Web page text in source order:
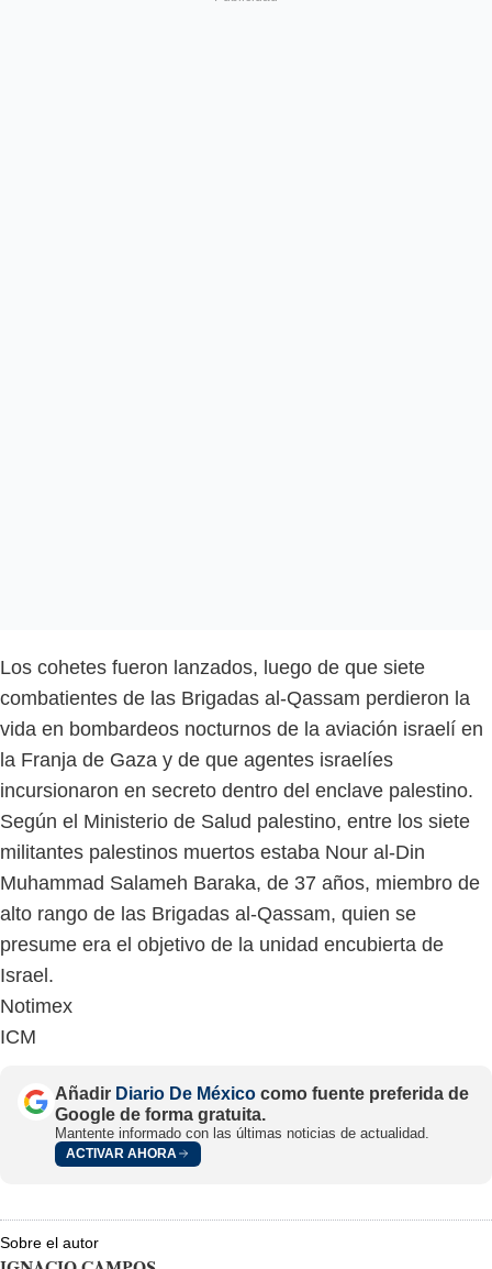
Los cohetes fueron lanzados, luego de que siete
combatientes de las Brigadas al-Qassam perdieron la
vida en bombardeos nocturnos de la aviación israelí en
la Franja de Gaza y de que agentes israelíes
incursionaron en secreto dentro del enclave palestino.
Según el Ministerio de Salud palestino, entre los siete
militantes palestinos muertos estaba Nour al-Din
Muhammad Salameh Baraka, de 37 años, miembro de
alto rango de las Brigadas al-Qassam, quien se
presume era el objetivo de la unidad encubierta de
Israel.
Notimex
ICM
Añadir Diario De México como fuente preferida de
Google de forma gratuita.
Mantente informado con las últimas noticias de actualidad.
ACTIVAR AHORA
Sobre el autor